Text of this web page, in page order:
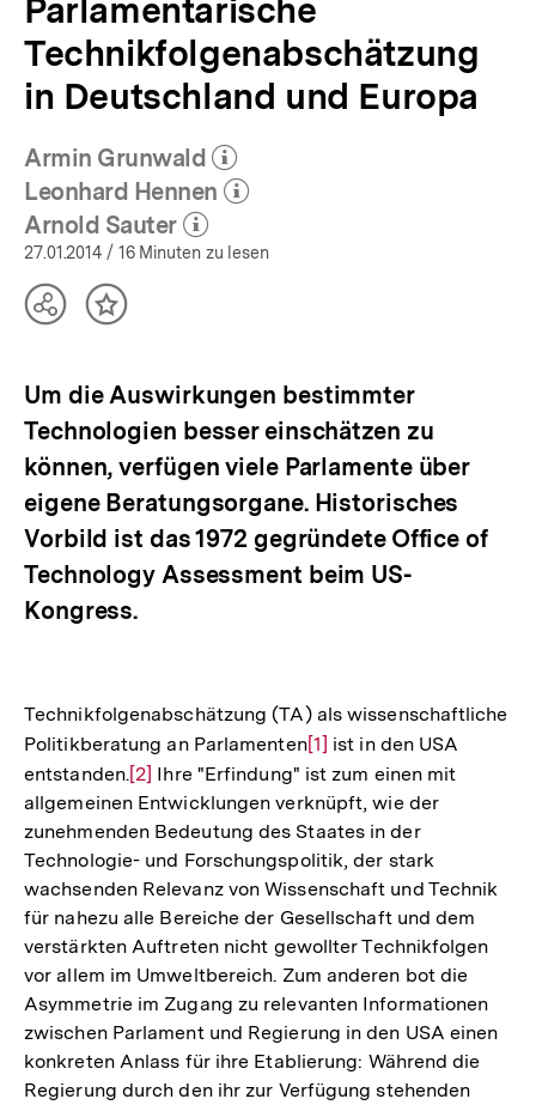
Parlamentarische
Technikfolgenabschätzung
in Deutschland und Europa
Armin Grunwald
(Mehr zum Autor)
öffnen
Leonhard Hennen
(Mehr zum Autor)
Arnold Sauter
(Mehr zum Autor)
öffnen
27.01.2014 / 16 Minuten zu lesen
TeilenInhalt
Um die Auswirkungen bestimmter
Technologien besser einschätzen zu
können, verfügen viele Parlamente über
eigene Beratungsorgane. Historisches
Vorbild ist das 1972 gegründete Office of
Technology Assessment beim US-
Kongress.
Technikfolgenabschätzung (TA) als wissenschaftliche
Politikberatung an ParlamentenZur
Auflösung
der
Fußnote
[1] ist in den USA
entstanden.Zur
Auflösung
der
Fußnote
[2] Ihre "Erfindung" ist zum einen mit
allgemeinen Entwicklungen verknüpft, wie der
zunehmenden Bedeutung des Staates in der
Technologie- und Forschungspolitik, der stark
wachsenden Relevanz von Wissenschaft und Technik
für nahezu alle Bereiche der Gesellschaft und dem
verstärkten Auftreten nicht gewollter Technikfolgen
vor allem im Umweltbereich. Zum anderen bot die
Asymmetrie im Zugang zu relevanten Informationen
zwischen Parlament und Regierung in den USA einen
konkreten Anlass für ihre Etablierung: Während die
Regierung durch den ihr zur Verfügung stehenden